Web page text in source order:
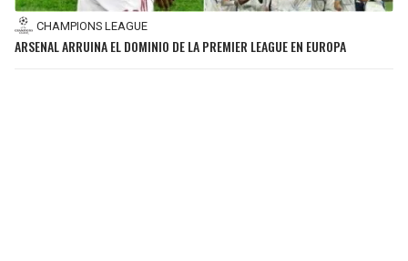
CHAMPIONS LEAGUE
ARSENAL ARRUINA EL DOMINIO DE LA PREMIER LEAGUE EN EUROPA